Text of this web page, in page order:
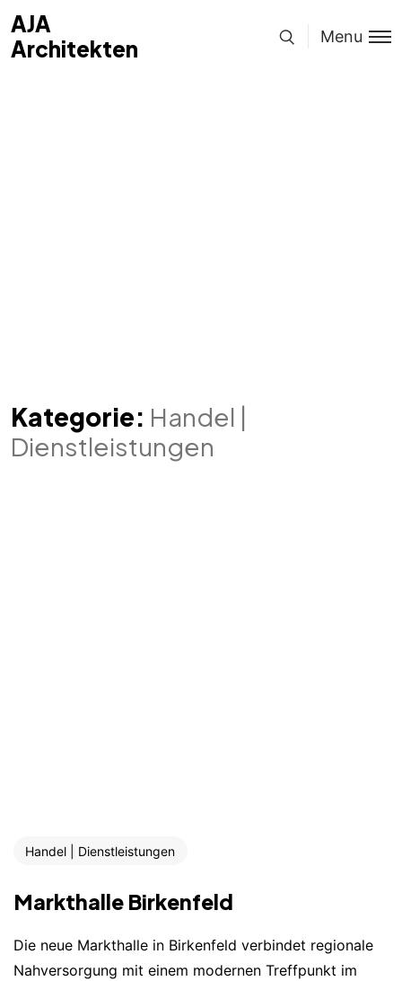
AJA
Architekten
Menu
Kategorie: Handel |
Dienstleistungen
Handel | Dienstleistungen
Markthalle Birkenfeld
Die neue Markthalle in Birkenfeld verbindet regionale
Nahversorgung mit einem modernen Treffpunkt im